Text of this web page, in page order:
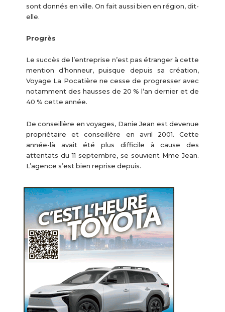
sont donnés en ville. On fait aussi bien en région, dit-
elle.
Progrès
Le succès de l’entreprise n’est pas étranger à cette
mention d’honneur, puisque depuis sa création,
Voyage La Pocatière ne cesse de progresser avec
notamment des hausses de 20 % l’an dernier et de
40 % cette année.
De conseillère en voyages, Danie Jean est devenue
propriétaire et conseillère en avril 2001. Cette
année-là avait été plus difficile à cause des
attentats du 11 septembre, se souvient Mme Jean.
L’agence s’est bien reprise depuis.